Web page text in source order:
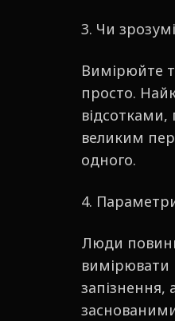
3. Чи
Вимірюйте
просто.
великим
одного.
4.
Люди
вимірювати